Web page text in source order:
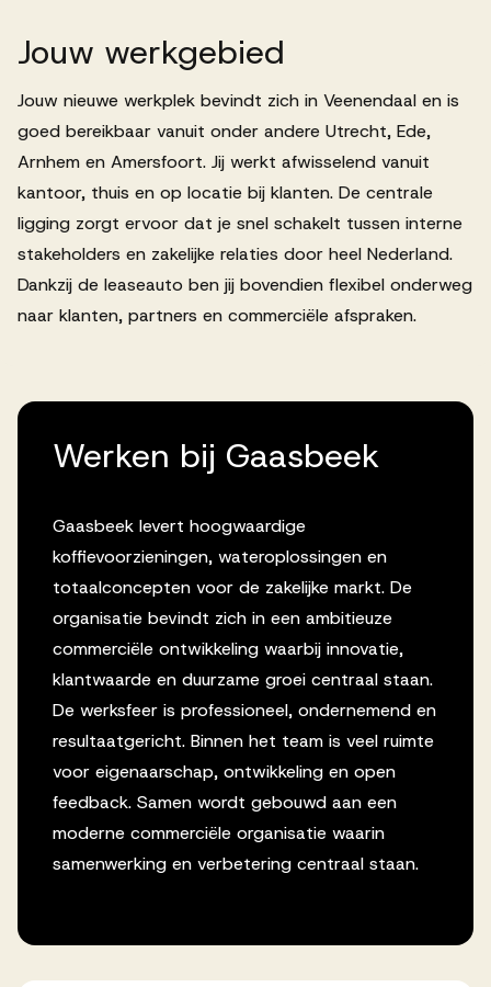
Jouw werkgebied
Jouw nieuwe werkplek bevindt zich in Veenendaal en is
goed bereikbaar vanuit onder andere Utrecht, Ede,
Arnhem en Amersfoort. Jij werkt afwisselend vanuit
kantoor, thuis en op locatie bij klanten. De centrale
ligging zorgt ervoor dat je snel schakelt tussen interne
stakeholders en zakelijke relaties door heel Nederland.
Dankzij de leaseauto ben jij bovendien flexibel onderweg
naar klanten, partners en commerciële afspraken.
Werken bij Gaasbeek
Gaasbeek levert hoogwaardige
koffievoorzieningen, wateroplossingen en
totaalconcepten voor de zakelijke markt. De
organisatie bevindt zich in een ambitieuze
commerciële ontwikkeling waarbij innovatie,
klantwaarde en duurzame groei centraal staan.
De werksfeer is professioneel, ondernemend en
resultaatgericht. Binnen het team is veel ruimte
voor eigenaarschap, ontwikkeling en open
feedback. Samen wordt gebouwd aan een
moderne commerciële organisatie waarin
samenwerking en verbetering centraal staan.